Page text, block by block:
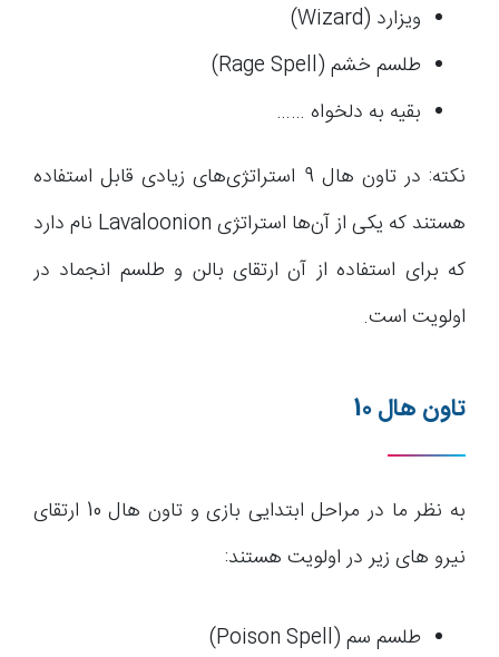
ویزارد (Wizard)
طلسم خشم (Rage Spell)
بقیه به دلخواه ……
نکته: در تاون هال 9 استراتژی‌های زیادی قابل استفاده
هستند که یکی از آن‌ها استراتژی Lavaloonion نام دارد
که برای استفاده از آن ارتقای بالن و طلسم انجماد در
اولویت است.
تاون هال 10
به نظر ما در مراحل ابتدایی بازی و تاون هال 10 ارتقای
نیرو های زیر در اولویت هستند:
طلسم سم (Poison Spell)